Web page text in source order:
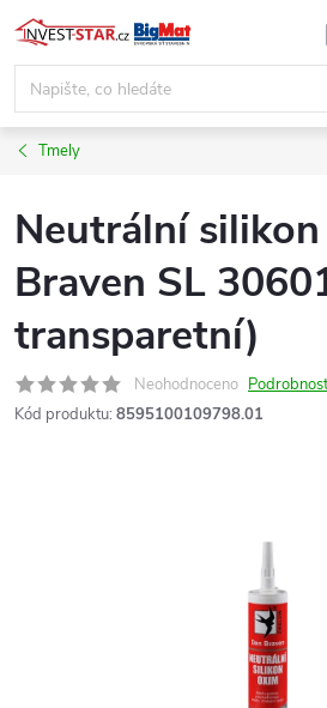
Přejít
na
obsah
Tmely
Neutrální
Braven SL
transparetní)
Neohodnoceno
Kód produktu: 8595100109798.01